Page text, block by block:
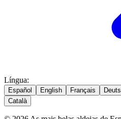
Língua:
Español English Français
Català